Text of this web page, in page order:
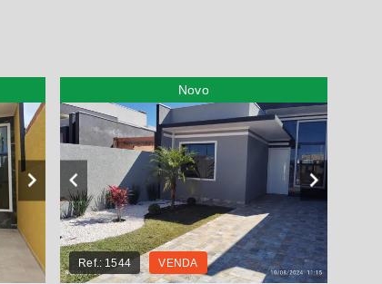
Novo
Ref.: 1544 VENDA